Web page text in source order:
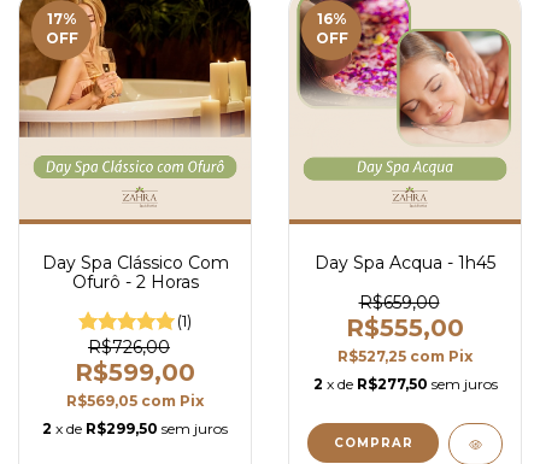
17%
OFF
Day Spa Clássico Com
Ofurô - 2 Horas
(1)
R$726,00
R$599,00
R$569,05 com Pix
2 x de R$299,50 sem juros
16%
OFF
Day Spa Acqua - 1h45
R$659,00
R$555,00
R$527,25 com Pix
2 x de R$277,50 sem juros